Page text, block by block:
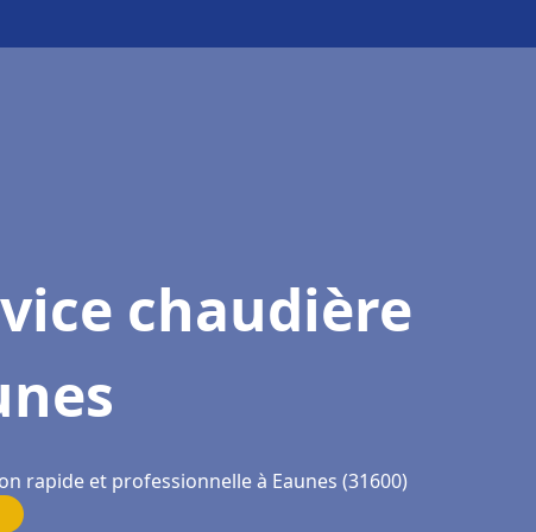
chaudière
rapide et professionnelle à Eaunes (31600)